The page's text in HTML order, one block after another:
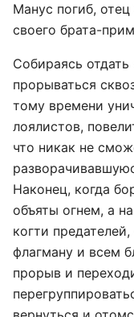
Манус погиб,
своего брата-
Собираясь
прорываться
тому времени
лоялистов,
что никак не
Наконец, когда
объяты огнем, а
когти
флагману и всем
прорыв и